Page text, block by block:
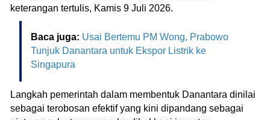
keterangan tertulis, Kamis 9 Juli 2026.
Baca juga: Usai Bertemu PM Wong, Prabowo
Tunjuk Danantara untuk Ekspor Listrik ke
Singapura
​Langkah pemerintah dalam membentuk Danantara dinilai
sebagai terobosan efektif yang kini dipandang sebagai